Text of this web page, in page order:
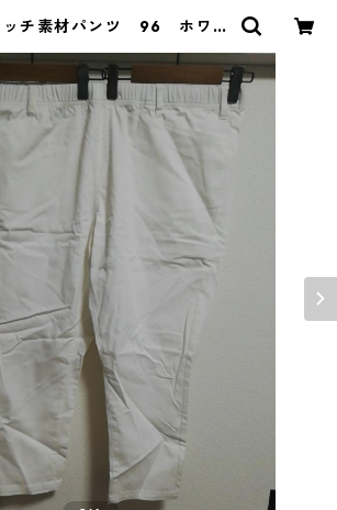
ッチ素材パンツ 96 ホワイ
DUCE